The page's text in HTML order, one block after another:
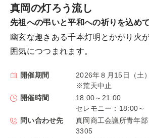
真岡の灯ろう流し
先祖への弔いと平和への祈りを込め
幽玄な趣きある千本灯明とかがり火
囲気につつまれます。
開催期間
2026年８月15日（土
※荒天中止
開催時間
18:00～21:00
セレモニー：18:00～
問い合わせ先
真岡商工会議所青
3305